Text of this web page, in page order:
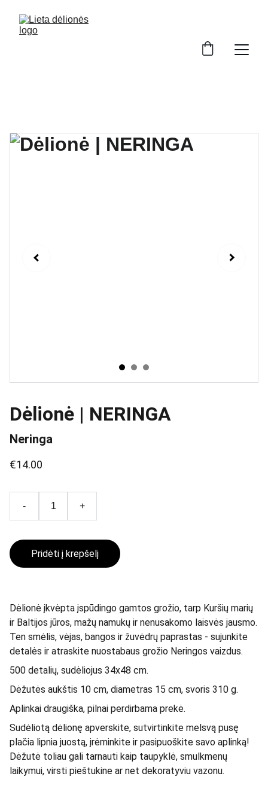
Dėlionė | NERINGA
Neringa
€14.00
- +
Pridėti į krepšelį
Dėlionė įkvėpta įspūdingo gamtos grožio, tarp Kuršių marių
ir Baltijos jūros, mažų namukų ir nenusakomo laisvės jausmo.
Ten smėlis, vėjas, bangos ir žuvėdrų paprastas - sujunkite
detalės ir atraskite nuostabaus grožio Neringos vaizdus.
500 detalių, sudėliojus 34x48 cm.
Dėžutės aukštis 10 cm, diametras 15 cm, svoris 310 g.
Aplinkai draugiška, pilnai perdirbama prekė.
Sudėliotą dėlionę apverskite, sutvirtinkite melsvą pusę
plačia lipnia juostą, įrėminkite ir pasipuoškite savo aplinką!
Dėžutė toliau gali tarnauti kaip taupyklė, smulkmenų
laikymui, virsti pieštukine ar net dekoratyviu vazonu.